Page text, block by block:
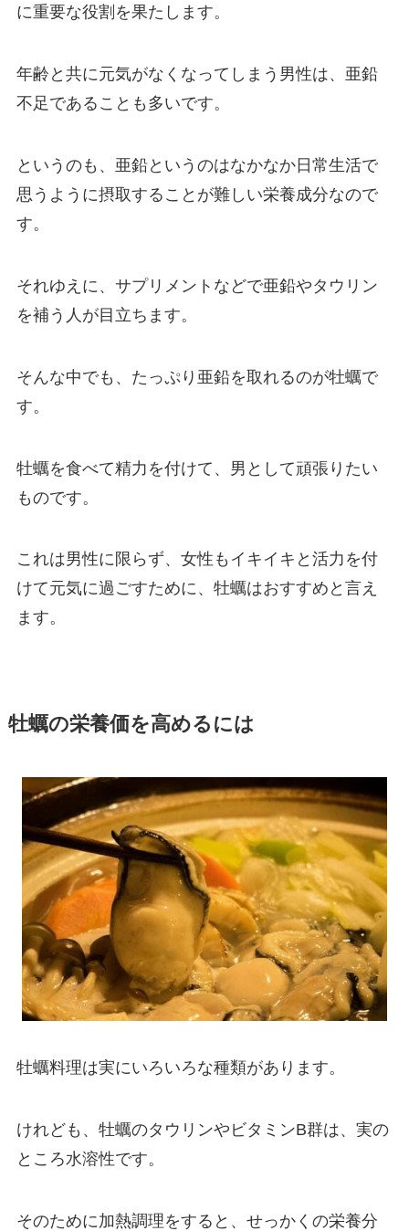
に重要な役割を果たします。
年齢と共に元気がなくなってしまう男性は、亜鉛
不足であることも多いです。
というのも、亜鉛というのはなかなか日常生活で
思うように摂取することが難しい栄養成分なので
す。
それゆえに、サプリメントなどで亜鉛やタウリン
を補う人が目立ちます。
そんな中でも、たっぷり亜鉛を取れるのが牡蠣で
す。
牡蠣を食べて精力を付けて、男として頑張りたい
ものです。
これは男性に限らず、女性もイキイキと活力を付
けて元気に過ごすために、牡蠣はおすすめと言え
ます。
牡蠣の栄養価を高めるには
牡蠣料理は実にいろいろな種類があります。
けれども、牡蠣のタウリンやビタミンB群は、実の
ところ水溶性です。
そのために加熱調理をすると、せっかくの栄養分